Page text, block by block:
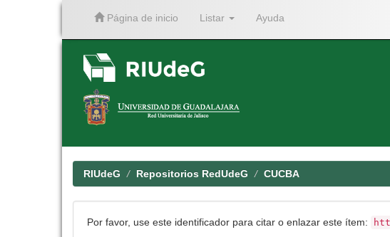
Página de inicio Listar Ayuda
RIUdeG Repositorios RedUdeG CUCBA
Por favor, use este identificador para citar o enlazar este ítem: